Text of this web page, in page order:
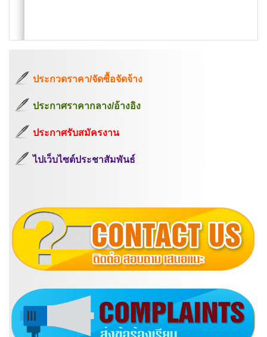
ประกวดราคา/จัดซื้อจัดจ้าง
ประกาศราคากลาง/อ้างอิง
ประกาศรับสมัครงาน
ไปเว็บไซต์ประชาสัมพันธ์